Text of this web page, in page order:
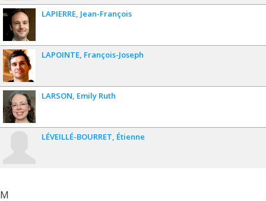
LAPIERRE Jean-François
LAPOINTE François-Joseph
LARSON Emily Ruth
LÉVEILLÉ-BOURRET Étienne
M